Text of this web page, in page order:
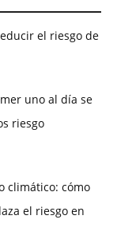
el riesgo de
uno al día se
riesgo
climático: cómo
el riesgo en